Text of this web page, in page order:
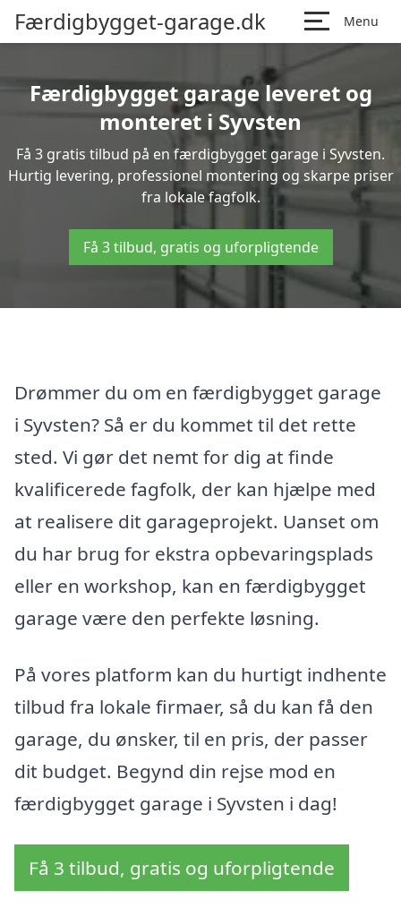
Færdigbygget-garage.dk Menu
Færdigbygget garage leveret og
monteret i Syvsten
Få 3 gratis tilbud på en færdigbygget garage i Syvsten.
Hurtig levering, professionel montering og skarpe priser
fra lokale fagfolk.
Få 3 tilbud, gratis og uforpligtende
Drømmer du om en færdigbygget garage
i Syvsten? Så er du kommet til det rette
sted. Vi gør det nemt for dig at finde
kvalificerede fagfolk, der kan hjælpe med
at realisere dit garageprojekt. Uanset om
du har brug for ekstra opbevaringsplads
eller en workshop, kan en færdigbygget
garage være den perfekte løsning.
På vores platform kan du hurtigt indhente
tilbud fra lokale firmaer, så du kan få den
garage, du ønsker, til en pris, der passer
dit budget. Begynd din rejse mod en
færdigbygget garage i Syvsten i dag!
Få 3 tilbud, gratis og uforpligtende